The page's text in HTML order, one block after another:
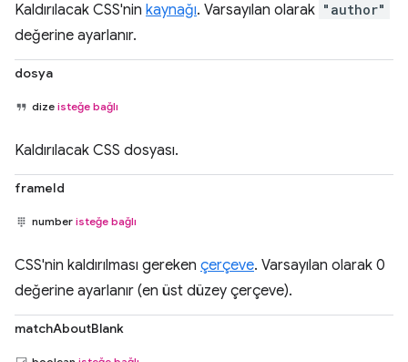
Kaldırılacak CSS'nin kaynağı. Varsayılan olarak "author"
değerine ayarlanır.
dosya
dize isteğe bağlı
Kaldırılacak CSS dosyası.
frameId
number isteğe bağlı
CSS'nin kaldırılması gereken çerçeve. Varsayılan olarak 0
değerine ayarlanır (en üst düzey çerçeve).
matchAboutBlank